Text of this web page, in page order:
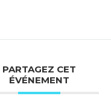
PARTAGEZ CET
ÉVÉNEMENT